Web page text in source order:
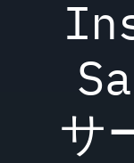
サ